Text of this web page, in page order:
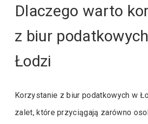
Dlaczego warto
z biur
Łodzi
Korzystanie z biur podatkowych w
zalet, które przyciągają zarówno